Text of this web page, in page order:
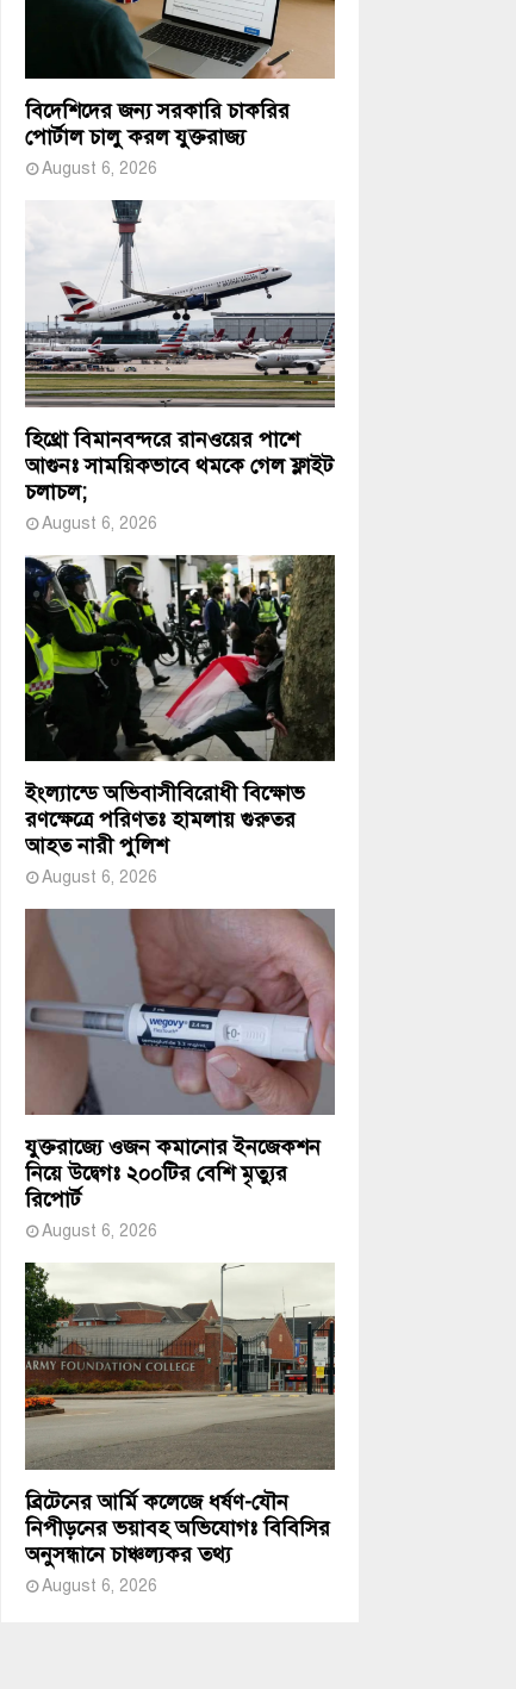
বিদেশিদের জন্য সরকারি চাকরির
পোর্টাল চালু করল যুক্তরাজ্য
August 6, 2026
হিথ্রো বিমানবন্দরে রানওয়ের পাশে
আগুনঃ সাময়িকভাবে থমকে গেল ফ্লাইট
চলাচল;
August 6, 2026
ইংল্যান্ডে অভিবাসীবিরোধী বিক্ষোভ
রণক্ষেত্রে পরিণতঃ হামলায় গুরুতর
আহত নারী পুলিশ
August 6, 2026
যুক্তরাজ্যে ওজন কমানোর ইনজেকশন
নিয়ে উদ্বেগঃ ২০০টির বেশি মৃত্যুর
রিপোর্ট
August 6, 2026
ব্রিটেনের আর্মি কলেজে ধর্ষণ-যৌন
নিপীড়নের ভয়াবহ অভিযোগঃ বিবিসির
অনুসন্ধানে চাঞ্চল্যকর তথ্য
August 6, 2026